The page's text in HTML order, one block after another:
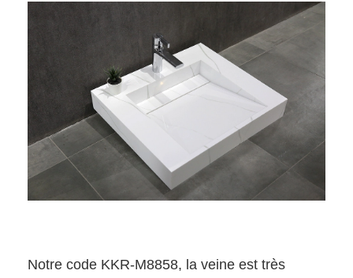
Notre code KKR-M8858, la veine est très